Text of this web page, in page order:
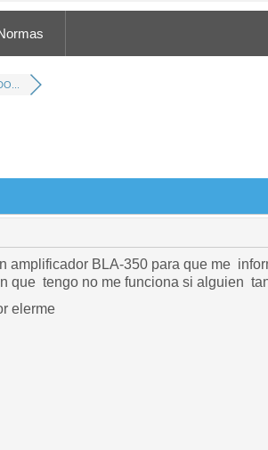
amplificador BLA-350 para que me
que tengo no me funciona si alguien
elerme